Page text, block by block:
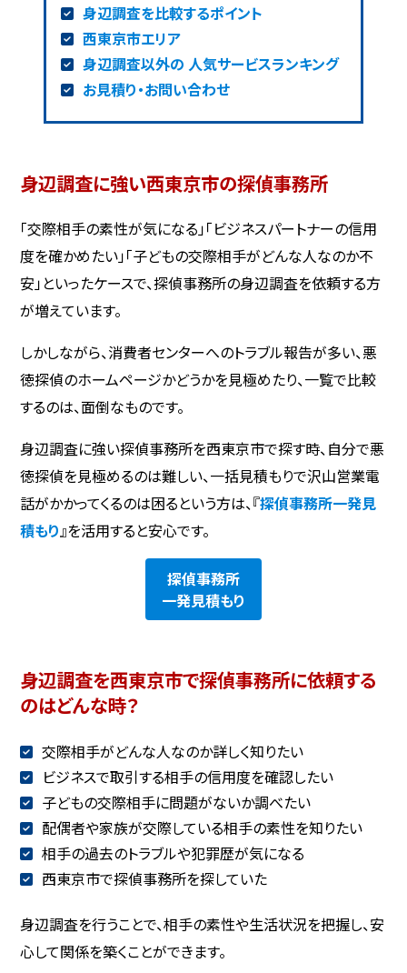
身辺調査を比較するポイント
西東京市エリア
身辺調査以外の 人気サービスランキング
お見積り・お問い合わせ
身辺調査に強い西東京市の探偵事務所
「交際相手の素性が気になる」「ビジネスパートナーの信用
度を確かめたい」「子どもの交際相手がどんな人なのか不
安」といったケースで、探偵事務所の身辺調査を依頼する方
が増えています。
しかしながら、消費者センターへのトラブル報告が多い、悪
徳探偵のホームページかどうかを見極めたり、一覧で比較
するのは、面倒なものです。
身辺調査に強い探偵事務所を西東京市で探す時、自分で悪
徳探偵を見極めるのは難しい、一括見積もりで沢山営業電
話がかかってくるのは困るという方は、『探偵事務所一発見
積もり 』を活用すると安心です。
探偵事務所
一発見積もり
身辺調査を西東京市で探偵事務所に依頼する
のはどんな時？
交際相手がどんな人なのか詳しく知りたい
ビジネスで取引する相手の信用度を確認したい
子どもの交際相手に問題がないか調べたい
配偶者や家族が交際している相手の素性を知りたい
相手の過去のトラブルや犯罪歴が気になる
西東京市で探偵事務所を探していた
身辺調査を行うことで、相手の素性や生活状況を把握し、安
心して関係を築くことができます。